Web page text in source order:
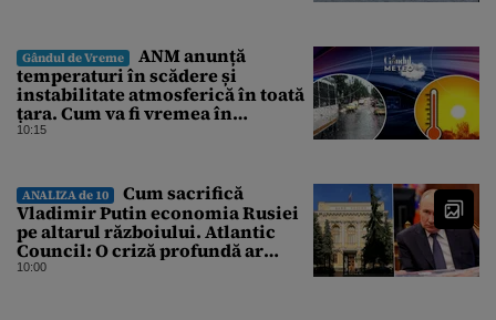
Gândul de Vreme
ANM anunță
temperaturi în scădere și
instabilitate atmosferică în toată
țara. Cum va fi vremea în
București și când vin vijeliile
10:15
ANALIZA de 10
Cum sacrifică
Vladimir Putin economia Rusiei
pe altarul războiului. Atlantic
Council: O criză profundă ar
putea forța Kremlinul să apeleze
10:00